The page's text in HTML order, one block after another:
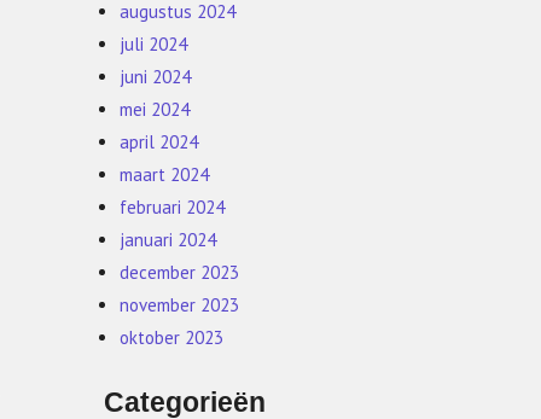
augustus 2024
juli 2024
juni 2024
mei 2024
april 2024
maart 2024
februari 2024
januari 2024
december 2023
november 2023
oktober 2023
Categorieën